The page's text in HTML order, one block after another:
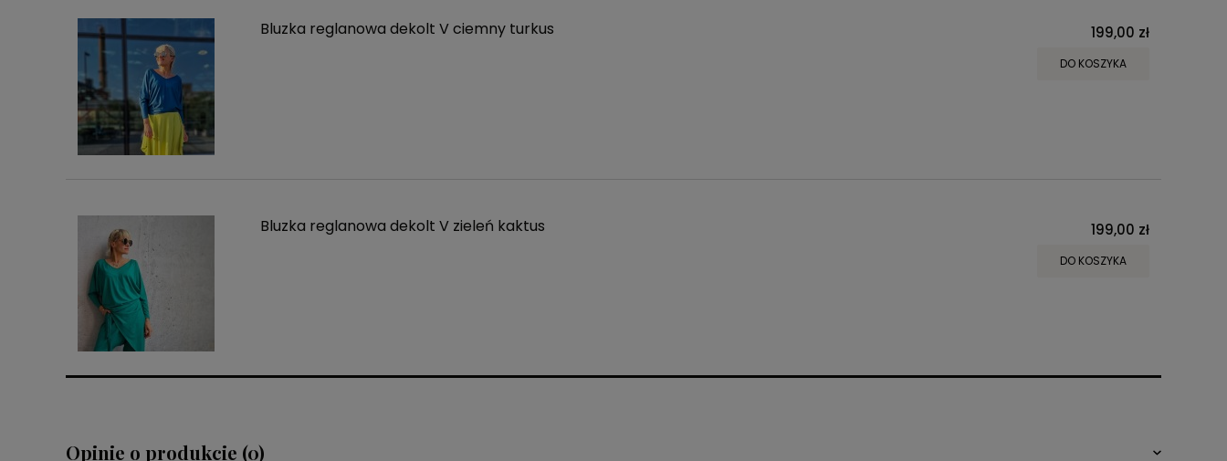
Bluzka reglanowa dekolt V ciemny turkus 199,00 zł
DO KOSZYKA
Bluzka reglanowa dekolt V zieleń kaktus 199,00 zł
DO KOSZYKA
Opinie o produkcie (0)